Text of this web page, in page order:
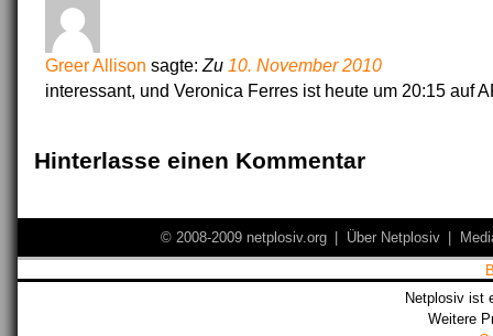
Greer Allison sagte: Zu 10. November 2010
interessant, und Veronica Ferres ist heute um 20:15 auf
Hinterlasse einen Kommentar
© 2008-2009 netplosiv.org Über Netplosiv
Netplosiv ist
Weitere